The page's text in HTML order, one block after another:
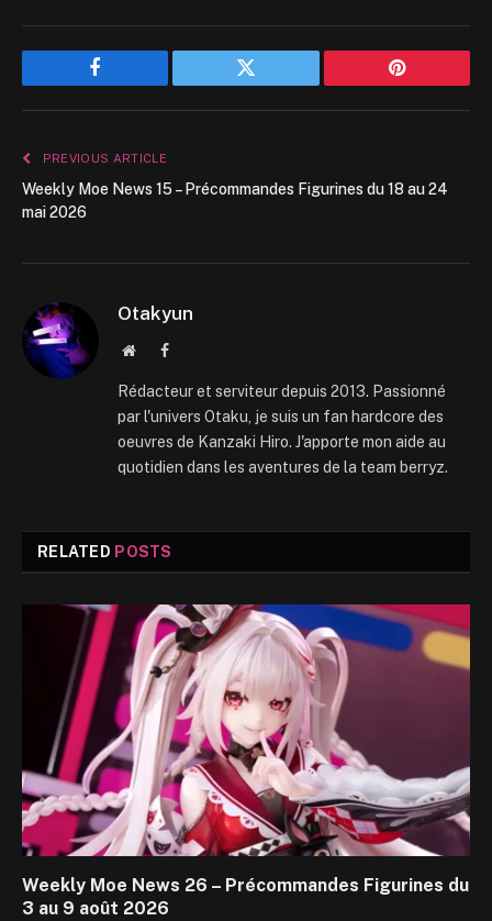
Facebook Twitter Pinterest
PREVIOUS ARTICLE
Weekly Moe News 15 – Précommandes Figurines du 18 au 24
mai 2026
Otakyun
WebsiteFacebook
Rédacteur et serviteur depuis 2013. Passionné
par l'univers Otaku, je suis un fan hardcore des
oeuvres de Kanzaki Hiro. J'apporte mon aide au
quotidien dans les aventures de la team berryz.
RELATED POSTS
Weekly Moe News 26 – Précommandes Figurines du
3 au 9 août 2026